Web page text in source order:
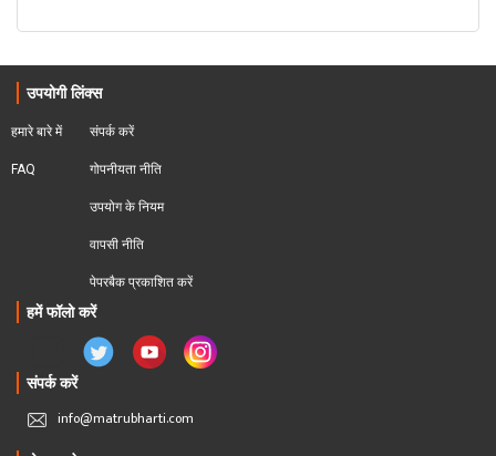
उपयोगी लिंक्स
हमारे बारे में
FAQ
संपर्क करें
गोपनीयता नीति
उपयोग के नियम
वापसी नीति
पेपरबैक प्रकाशित करें
हमें फॉलो करें
संपर्क करें
info@matrubharti.com